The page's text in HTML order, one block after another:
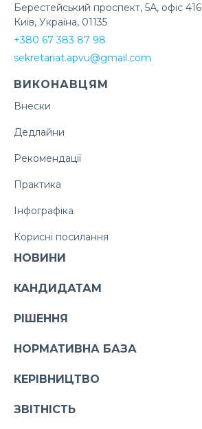
Берестейський проспект, 5А, офіс 416
Київ, Україна, 01135
+380 67 383 87 98
sekretariat.apvu@gmail.com
ВИКОНАВЦЯМ
Внески
Дедлайни
Рекомендації
Практика
Інфографіка
Корисні посилання
НОВИНИ
КАНДИДАТАМ
РІШЕННЯ
НОРМАТИВНА БАЗА
КЕРІВНИЦТВО
ЗВІТНІСТЬ